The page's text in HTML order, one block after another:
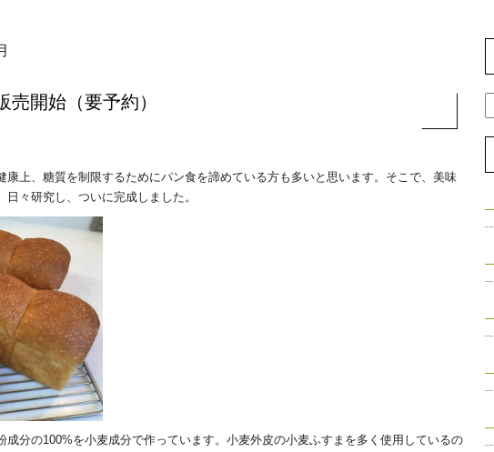
開始（要予約）
康上、糖質を制限するためにパン食を諦めている方も多いと思います。そこで、美味
々研究し、ついに完成しました。
成分の100%を小麦成分で作っています。小麦外皮の小麦ふすまを多く使用しているの